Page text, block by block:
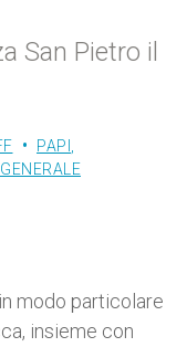
San Pietro il
PAPI ,
modo particolare
insieme con